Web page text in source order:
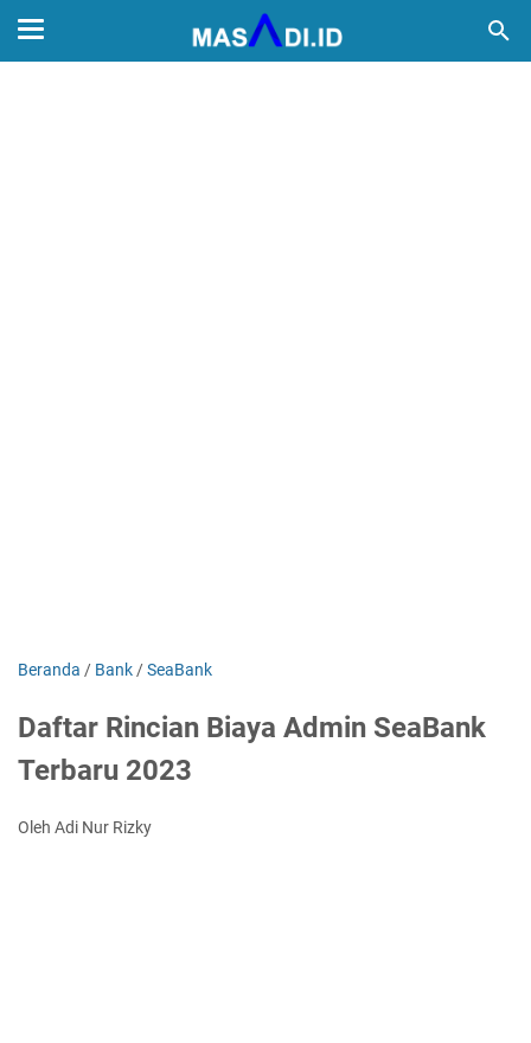
Beranda / Bank /SeaBank
Daftar Rincian Biaya Admin SeaBank
Terbaru 2023
Oleh Adi Nur Rizky